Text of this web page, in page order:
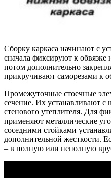
Сборку каркаса начинают с
сначала фиксируют к обвязке
потом дополнительно
прикручивают саморезами к
Промежуточные стоечные
сечение. Их устанавливают
стенового утеплителя. Для
применяют металлические
соседними стойками
дополнительной жесткости.
– в полную или неполную